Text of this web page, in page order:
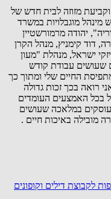
מזוזה לבית חדש של
מוגבלויות במשרד
יהודה מרמורשטיין
דוד קימניץ, מנהל הקרן
ישראל, מנהלת "מעון
שעושים עבודת קודש
החיים שלי ומתוך כך
רואה בכך זכות גדולה
בכל האמצעים העומדים
במלאכה שעושים
מובילה באיכות חיים .
לקבוצת דילים וקופונים